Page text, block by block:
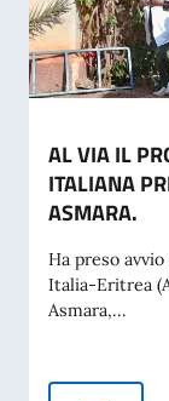
AL VIA IL
ITALIANA
ASMARA.
Ha preso
Italia-Eritrea
Asmara,...